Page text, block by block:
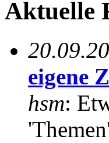
Aktuelle
eigene
hsm: